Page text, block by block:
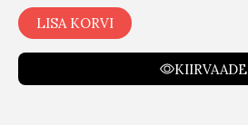
LISA KORVI
KIIRVAADE